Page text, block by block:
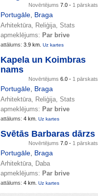
Novērtējums 7.0 - 1 pārskats
Portugāle Braga
Arhitektūra, Reliģija, Stats
apmeklējums: Par brive
attālums: 3.9 km. Uz kartes
Kapela un Koimbras
nams
Novērtējums 6.0 - 1 pārskats
Portugāle Braga
Arhitektūra, Reliģija, Stats
apmeklējums: Par brive
attālums: 4 km. Uz kartes
Svētās Barbaras dārzs
Novērtējums 7.0 - 1 pārskats
Portugāle Braga
Arhitektūra, Daba
apmeklējums: Par brive
attālums: 4 km. Uz kartes